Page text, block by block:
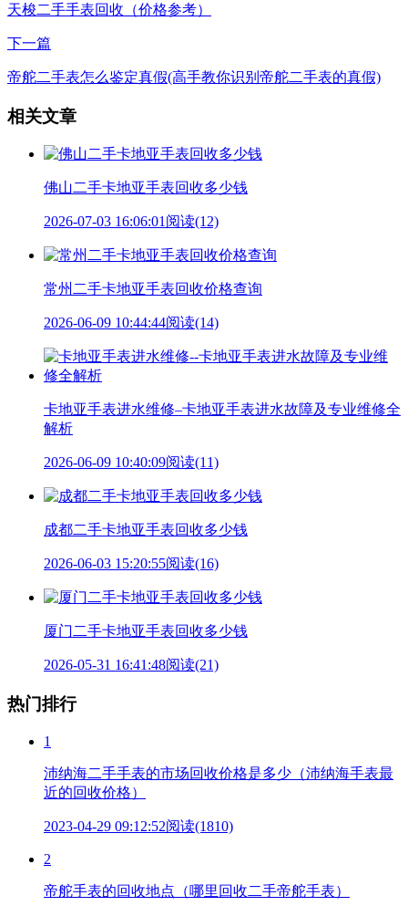
天梭二手手表回收（价格参考）
下一篇
帝舵二手表怎么鉴定真假(高手教你识别帝舵二手表的真假)
相关文章
佛山二手卡地亚手表回收多少钱
2026-07-03 16:06:01 阅读(12)
常州二手卡地亚手表回收价格查询
2026-06-09 10:44:44阅读(14)
卡地亚手表进水维修–卡地亚手表进水故障及专业维修全
解析
2026-06-09 10:40:09阅读(11)
成都二手卡地亚手表回收多少钱
2026-06-03 15:20:55阅读(16)
厦门二手卡地亚手表回收多少钱
2026-05-31 16:41:48阅读(21)
热门排行
1
沛纳海二手手表的市场回收价格是多少（沛纳海手表最
近的回收价格）
2023-04-29 09:12:52阅读(1810)
2
帝舵手表的回收地点（哪里回收二手帝舵手表）